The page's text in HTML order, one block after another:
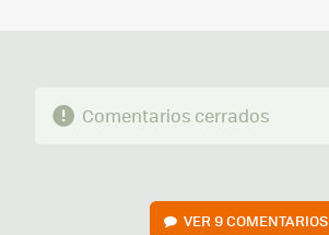
Comentarios cerrados
VER9 COMENTARIOS